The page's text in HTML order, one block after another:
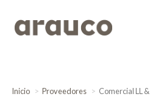
Inicio Proveedores Comercial LL &